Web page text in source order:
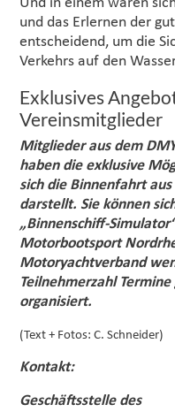
Und in einem waren
und das Erlernen der
entscheidend, um die
Verkehrs auf den
Exklusives
Vereinsmitglieder
Mitglieder aus dem
haben die exklusive
sich die Binnenfahrt
darstellt. Sie können
„Binnenschiff-
Motorbootsport
Motoryachtverband
Teilnehmerzahl
organisiert.
(Text + Fotos: C. Schneider)
Kontakt:
Geschäftsstelle des